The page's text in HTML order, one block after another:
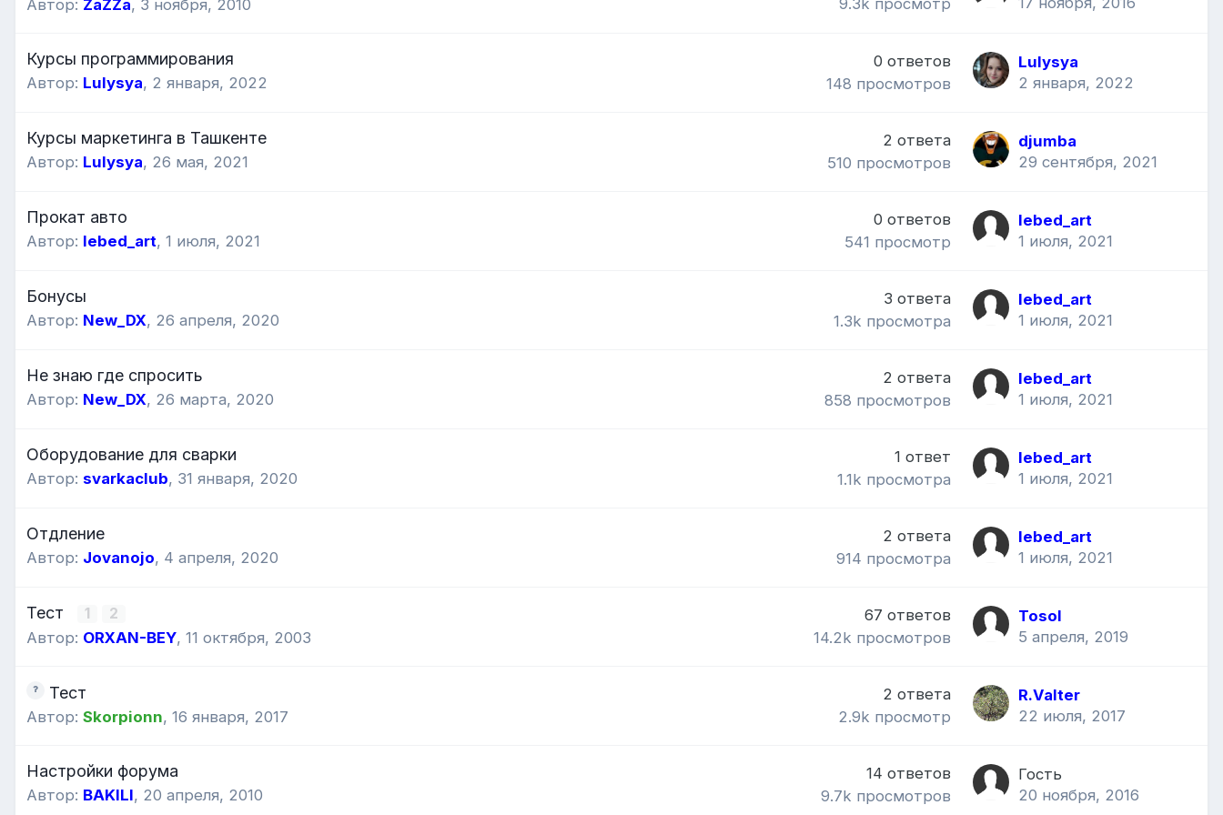
Автор: ZaZZa, 3 ноября, 2010 9.3k просмотр
Курсы программирования
Автор: Lulysya, 2 января, 2022
0 ответов
148 просмотров
Lulysya
2 января, 2022
Курсы маркетинга в Ташкенте
Автор: Lulysya, 26 мая, 2021
2 ответа
510 просмотров
djumba
29 сентября, 2021
Прокат авто
Автор: lebed_art, 1 июля, 2021
0 ответов
541 просмотр
lebed_art
1 июля, 2021
Бонусы
Автор: New_DX, 26 апреля, 2020
3 ответа
1.3k просмотра
lebed_art
1 июля, 2021
Не знаю где спросить
Автор: New_DX, 26 марта, 2020
2 ответа
858 просмотров
lebed_art
1 июля, 2021
Оборудование для сварки
Автор: svarkaclub, 31 января, 2020
1 ответ
1.1k просмотра
lebed_art
1 июля, 2021
Отдление
Автор: Jovanojo, 4 апреля, 2020
2 ответа
914 просмотра
lebed_art
1 июля, 2021
Тест 1 2
Автор: ORXAN-BEY, 11 октября, 2003
67 ответов
14.2k просмотров
Tosol
5 апреля, 2019
Тест
Автор: Skorpionn, 16 января, 2017
2 ответа
2.9k просмотр
R.Valter
22 июля, 2017
Настройки форума
Автор: BAKILI, 20 апреля, 2010
14 ответов
9.7k просмотров
Гость
20 ноября, 2016